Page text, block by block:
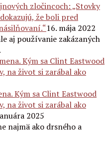
zločincoch: „Stovky
že boli pred
16. mája 2022
aj používanie zakázaných
Kým sa Clint Eastwood
na život si zarábal ako
2025
najmä ako drsného a